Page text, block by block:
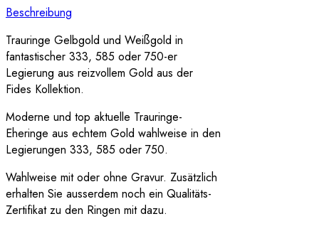
Beschreibung
Trauringe Gelbgold und Weißgold in
fantastischer 333, 585 oder 750-er
Legierung aus reizvollem Gold aus der
Fides Kollektion.
Moderne und top aktuelle Trauringe-
Eheringe aus echtem Gold wahlweise in den
Legierungen 333, 585 oder 750.
Wahlweise mit oder ohne Gravur. Zusätzlich
erhalten Sie ausserdem noch ein Qualitäts-
Zertifikat zu den Ringen mit dazu.